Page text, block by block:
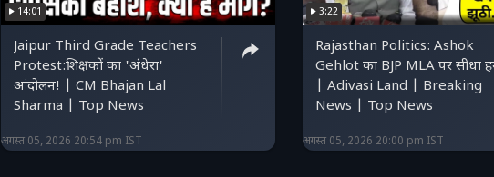
14:01
Jaipur Third Grade Teachers
Protest:शिक्षकों का 'अंधेरा'
आंदोलन! | CM Bhajan Lal
Sharma | Top News
अगस्त 05, 2026 20:54 pm IST
3:22
Rajasthan Politics: Ashok
Gehlot का BJP MLA पर सीधा
| Adivasi Land | Breaking
News | Top News
अगस्त 05, 2026 20:00 pm IST